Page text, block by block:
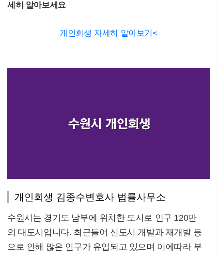
세히 알아보세요
개인회생 자세히 알아보기<
개인회생 김종수변호사 법률사무소
수원시는 경기도 남부에 위치한 도시로 인구 120만
의 대도시입니다. 최근들어 신도시 개발과 재개발 등
으로 인해 많은 인구가 유입되고 있으며 이에따라 부